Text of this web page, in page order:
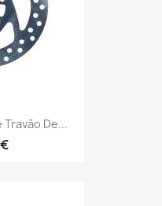
Travão De...